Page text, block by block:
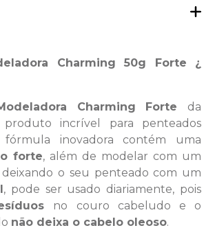
Charming 50g Forte ¿
Charming Forte da
incrível para penteados
fórmula inovadora contém uma
forte, além de modelar com um
deixando o seu penteado com um
, pode ser usado diariamente, pois
no couro cabeludo e o
não deixa o cabelo oleoso.